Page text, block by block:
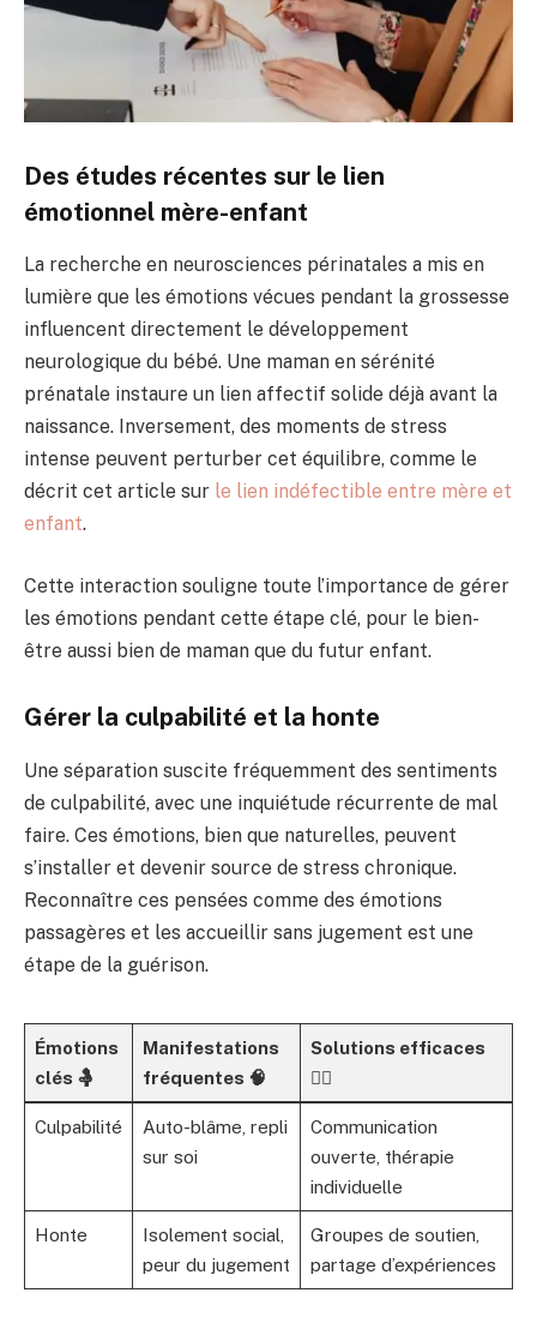
Des études récentes sur le lien
émotionnel mère-enfant
La recherche en neurosciences périnatales a mis en
lumière que les émotions vécues pendant la grossesse
influencent directement le développement
neurologique du bébé. Une maman en sérénité
prénatale instaure un lien affectif solide déjà avant la
naissance. Inversement, des moments de stress
intense peuvent perturber cet équilibre, comme le
décrit cet article sur le lien indéfectible entre mère et
enfant.
Cette interaction souligne toute l’importance de gérer
les émotions pendant cette étape clé, pour le bien-
être aussi bien de maman que du futur enfant.
Gérer la culpabilité et la honte
Une séparation suscite fréquemment des sentiments
de culpabilité, avec une inquiétude récurrente de mal
faire. Ces émotions, bien que naturelles, peuvent
s’installer et devenir source de stress chronique.
Reconnaître ces pensées comme des émotions
passagères et les accueillir sans jugement est une
étape de la guérison.
Émotions
clés 🤱
Manifestations
fréquentes 🧠
Solutions efficaces
🧘‍♀️
Culpabilité
Auto-blâme, repli
sur soi
Communication
ouverte, thérapie
individuelle
Honte
Isolement social,
peur du jugement
Groupes de soutien,
partage d’expériences